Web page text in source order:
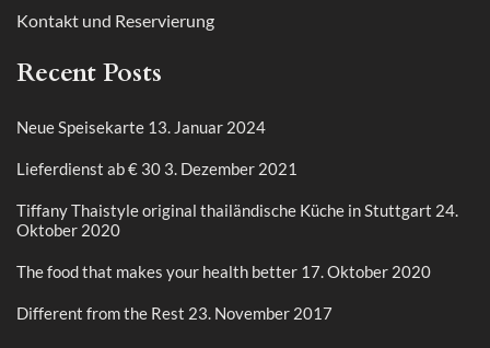
Kontakt und Reservierung
Recent Posts
Neue Speisekarte 13. Januar 2024
Lieferdienst ab € 30 3. Dezember 2021
Tiffany Thaistyle original thailändische Küche in Stuttgart 24.
Oktober 2020
The food that makes your health better 17. Oktober 2020
Different from the Rest 23. November 2017